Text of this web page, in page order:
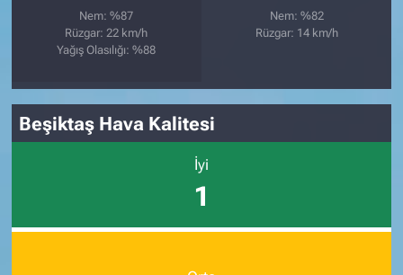
Nem: %87
Rüzgar: 22 km/h
Yağış Olasılığı: %88
Nem: %82
Rüzgar: 14 km/h
Beşiktaş Hava Kalitesi
İyi
1